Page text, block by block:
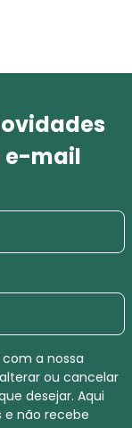
e-mail
a nossa
ou cancelar
desejar. Aqui
e não recebe